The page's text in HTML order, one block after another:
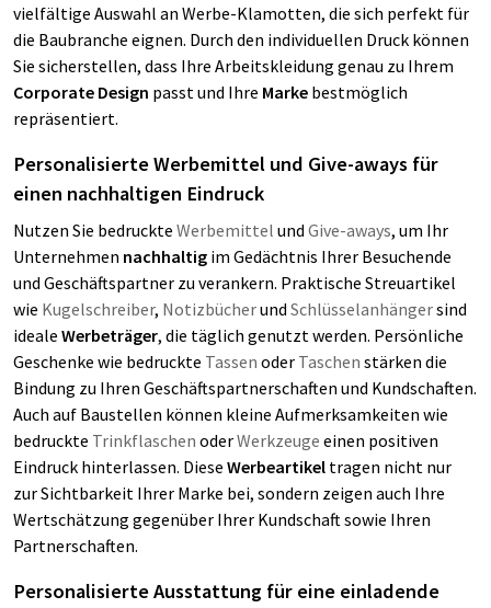
vielfältige Auswahl an Werbe-Klamotten, die sich perfekt für
die Baubranche eignen. Durch den individuellen Druck können
Sie sicherstellen, dass Ihre Arbeitskleidung genau zu Ihrem
Corporate Design passt und Ihre Marke bestmöglich
repräsentiert.
Personalisierte Werbemittel und Give-aways für
einen nachhaltigen Eindruck
Nutzen Sie bedruckte Werbemittel und Give-aways, um Ihr
Unternehmen nachhaltig im Gedächtnis Ihrer Besuchende
und Geschäftspartner zu verankern. Praktische Streuartikel
wie Kugelschreiber, Notizbücherund Schlüsselanhängersind
ideale Werbeträger, die täglich genutzt werden. Persönliche
Geschenke wie bedruckte Tassen oder Taschen stärken die
Bindung zu Ihren Geschäftspartnerschaften und Kundschaften.
Auch auf Baustellen können kleine Aufmerksamkeiten wie
bedruckte Trinkflaschen oderWerkzeuge einen positiven
Eindruck hinterlassen. Diese Werbeartikel tragen nicht nur
zur Sichtbarkeit Ihrer Marke bei, sondern zeigen auch Ihre
Wertschätzung gegenüber Ihrer Kundschaft sowie Ihren
Partnerschaften.
Personalisierte Ausstattung für eine einladende